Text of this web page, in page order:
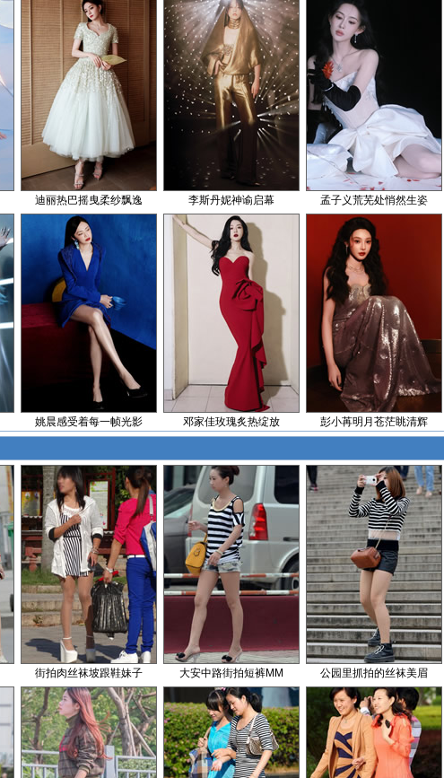
迪丽热巴摇曳柔纱飘逸 李斯丹妮神谕启幕 孟子义荒芜处悄然生姿
姚晨感受着每一帧光影 邓家佳玫瑰炙热绽放 彭小苒明月苍茫眺清辉
街拍肉丝袜坡跟鞋妹子 大安中路街拍短裤MM 公园里抓拍的丝袜美眉